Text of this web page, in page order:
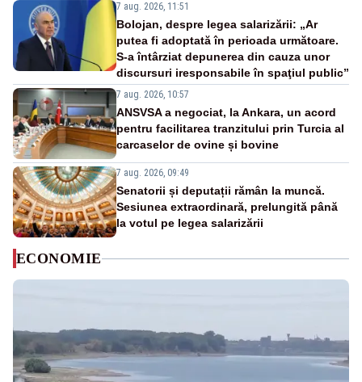
7 aug. 2026, 11:51
Bolojan, despre legea salarizării: „Ar
putea fi adoptată în perioada următoare.
S-a întârziat depunerea din cauza unor
discursuri iresponsabile în spaţiul public”
7 aug. 2026, 10:57
ANSVSA a negociat, la Ankara, un acord
pentru facilitarea tranzitului prin Turcia al
carcaselor de ovine și bovine
7 aug. 2026, 09:49
Senatorii și deputații rămân la muncă.
Sesiunea extraordinară, prelungită până
la votul pe legea salarizării
ECONOMIE